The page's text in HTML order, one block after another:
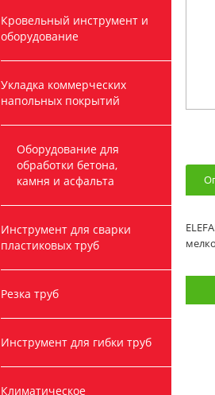
Кровельный инструмент и
оборудование
Укладка коммерческих
напольных покрытий
Оборудование для
обработки бетона,
камня и асфальта
Инструмент для сварки
пластиковых труб
Резка труб
Инструмент для гибки труб
Климатическое